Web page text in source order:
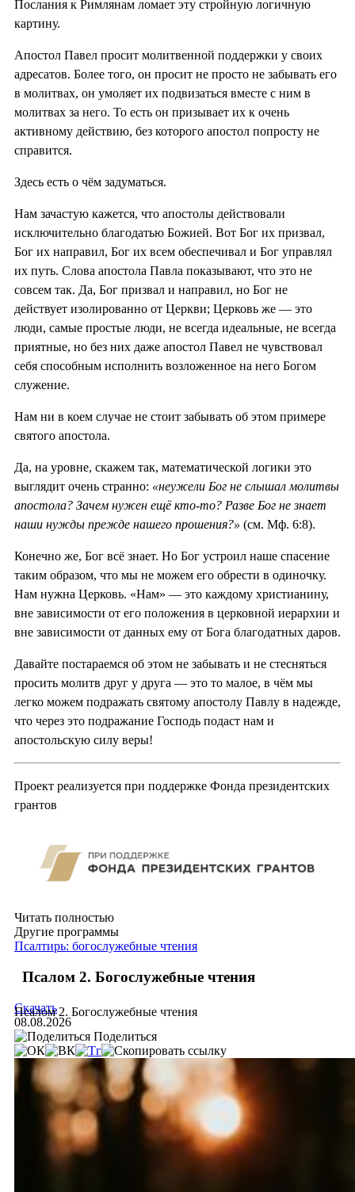
Послания к Римлянам ломает эту стройную логичную
картину.
Апостол Павел просит молитвенной поддержки у своих
адресатов. Более того, он просит не просто не забывать его
в молитвах, он умоляет их подвизаться вместе с ним в
молитвах за него. То есть он призывает их к очень
активному действию, без которого апостол попросту не
справится.
Здесь есть о чём задуматься.
Нам зачастую кажется, что апостолы действовали
исключительно благодатью Божией. Вот Бог их призвал,
Бог их направил, Бог их всем обеспечивал и Бог управлял
их путь. Слова апостола Павла показывают, что это не
совсем так. Да, Бог призвал и направил, но Бог не
действует изолированно от Церкви; Церковь же — это
люди, самые простые люди, не всегда идеальные, не всегда
приятные, но без них даже апостол Павел не чувствовал
себя способным исполнить возложенное на него Богом
служение.
Нам ни в коем случае не стоит забывать об этом примере
святого апостола.
Да, на уровне, скажем так, математической логики это
выглядит очень странно: «неужели Бог не слышал молитвы
апостола? Зачем нужен ещё кто-то? Разве Бог не знает
наши нужды прежде нашего прошения?» (см. Мф. 6:8).
Конечно же, Бог всё знает. Но Бог устроил наше спасение
таким образом, что мы не можем его обрести в одиночку.
Нам нужна Церковь. «Нам» — это каждому христианину,
вне зависимости от его положения в церковной иерархии и
вне зависимости от данных ему от Бога благодатных даров.
Давайте постараемся об этом не забывать и не стесняться
просить молитв друг у друга — это то малое, в чём мы
легко можем подражать святому апостолу Павлу в надежде,
что через это подражание Господь подаст нам и
апостольскую силу веры!
Проект реализуется при поддержке Фонда президентских
грантов
Читать полностью
Другие программы
Псалтирь: богослужебные чтения
Псалом 2. Богослужебные чтения
Псалом 2. Богослужебные чтения
Скачать
08.08.2026
Поделиться